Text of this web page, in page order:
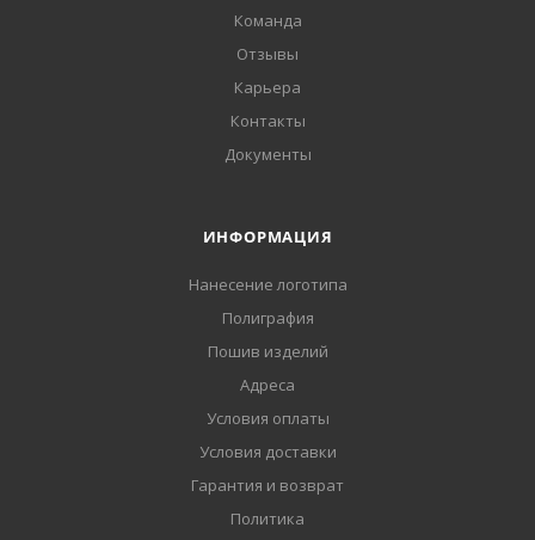
Команда
Отзывы
Карьера
Контакты
Документы
ИНФОРМАЦИЯ
Нанесение логотипа
Полиграфия
Пошив изделий
Адреса
Условия оплаты
Условия доставки
Гарантия и возврат
Политика